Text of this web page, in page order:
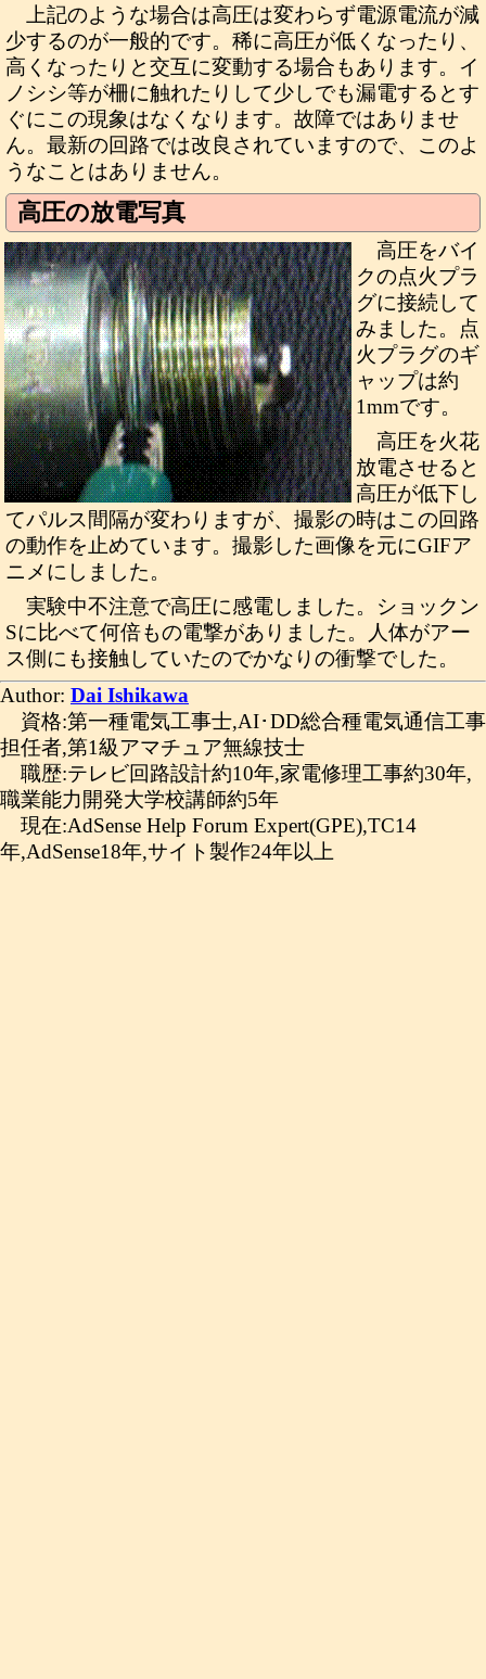
上記のような場合は高圧は変わらず電源電流が減
少するのが一般的です。稀に高圧が低くなったり、
高くなったりと交互に変動する場合もあります。イ
ノシシ等が柵に触れたりして少しでも漏電するとす
ぐにこの現象はなくなります。故障ではありませ
ん。最新の回路では改良されていますので、このよ
うなことはありません。
高圧の放電写真
高圧をバイ
クの点火プラ
グに接続して
みました。点
火プラグのギ
ャップは約
1mmです。
高圧を火花
放電させると
高圧が低下し
てパルス間隔が変わりますが、撮影の時はこの回路
の動作を止めています。撮影した画像を元にGIFア
ニメにしました。
実験中不注意で高圧に感電しました。ショックン
Sに比べて何倍もの電撃がありました。人体がアー
ス側にも接触していたのでかなりの衝撃でした。
Author: Dai Ishikawa
資格:第一種電気工事士,AI･DD総合種電気通信工事
担任者,第1級アマチュア無線技士
職歴:テレビ回路設計約10年,家電修理工事約30年,
職業能力開発大学校講師約5年
現在:AdSense Help Forum Expert(GPE),TC14
年,AdSense18年,サイト製作24年以上